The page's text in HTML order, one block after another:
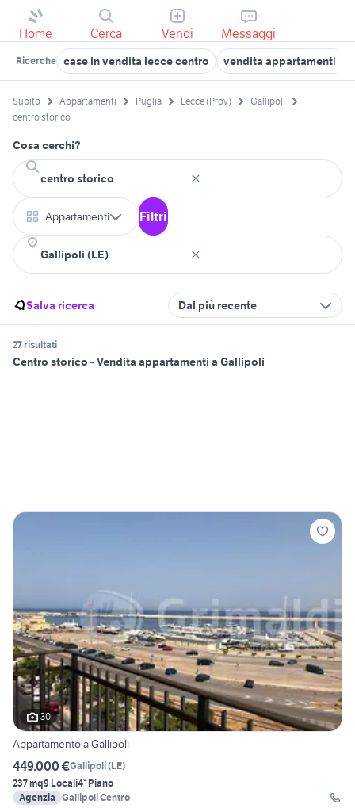
Home Cerca Vendi Messaggi
Ricerche case in vendita lecce centro vendita appartamenti
Subito Appartamenti Puglia Lecce (Prov)
Gallipoli
centro storico
Cosa cerchi?
Appartamenti Filtri
Salva ricerca Dal più recente
27 risultati
Centro storico - Vendita appartamenti a Gallipoli
30
Appartamento a Gallipoli
449.000 €Gallipoli(LE)
237 mq9 Locali4° Piano
Agenzia Gallipoli Centro